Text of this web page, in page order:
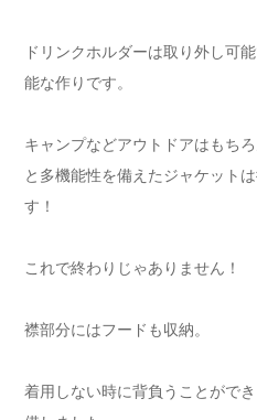
ドリンクホルダーは取り外し可
能な作りです。
キャンプなどアウトドアはもち
と多機能性を備えたジャケット
す！
これで終わりじゃありません！
襟部分にはフードも収納。
着用しない時に背負うことができ